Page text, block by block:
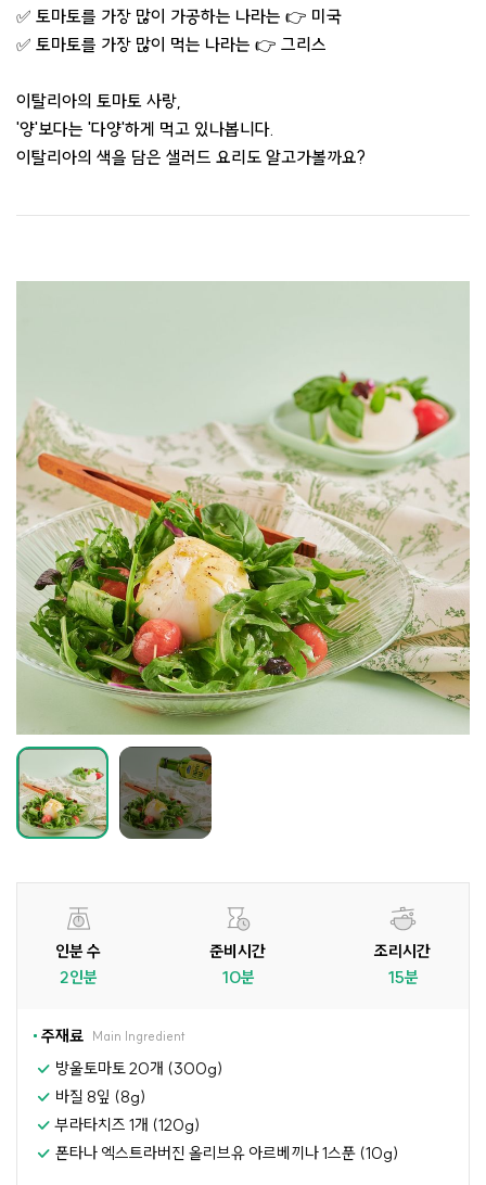
✅ 토마토를 가장 많이 가공하는 나라는 👉 미국
✅ 토마토를 가장 많이 먹는 나라는 👉 그리스
이탈리아의 토마토 사랑,
'양'보다는 '다양'하게 먹고 있나봅니다.
이탈리아의 색을 담은 샐러드 요리도 알고가볼까요?
인분 수
2인분
준비시간
10분
조리시간
15분
주재료 Main Ingredient
방울토마토 20개 (300g)
바질 8잎 (8g)
부라타치즈 1개 (120g)
폰타나 엑스트라버진 올리브유 아르베끼나 1스푼 (10g)